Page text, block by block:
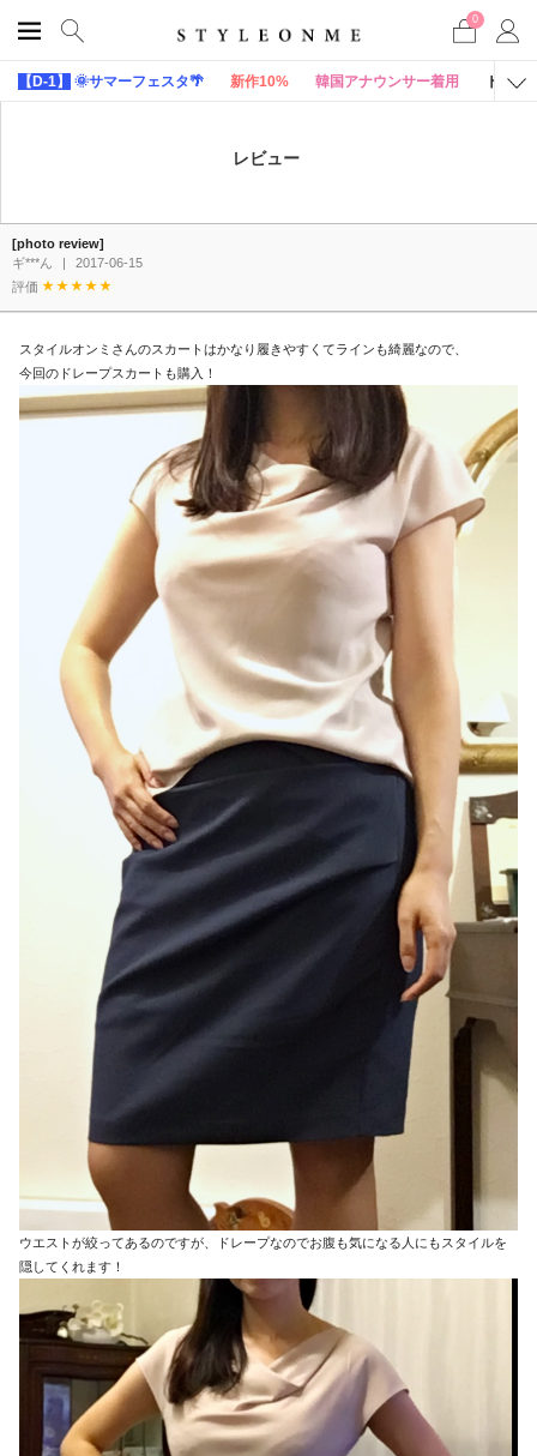
0
【D-1】 🌞サマーフェスタ🌴 新作10% 韓国アナウンサー着用 トップ
レビュー
[photo review]
ギ***ん
|
2017-06-15
評価
スタイルオンミさんのスカートはかなり履きやすくてラインも綺麗なので、
今回のドレープスカートも購入！
ウエストが絞ってあるのですが、ドレープなのでお腹も気になる人にもスタイルを
隠してくれます！